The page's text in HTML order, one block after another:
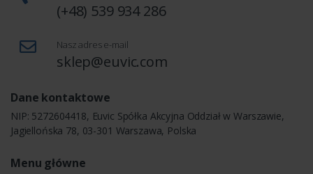
(+48) 539 934 286
Nasz adres e-mail
sklep@euvic.com
Dane kontaktowe
NIP: 5272604418, Euvic Spółka Akcyjna Oddział w Warszawie,
Jagiellońska 78, 03-301 Warszawa, Polska
Menu główne